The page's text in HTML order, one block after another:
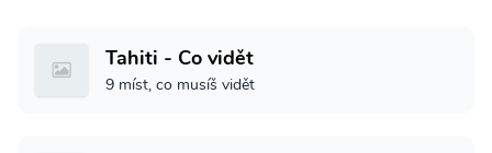
Tahiti - Co vidět
9 míst, co musíš vidět